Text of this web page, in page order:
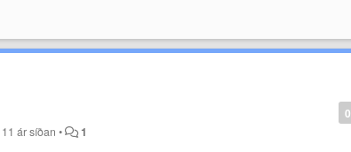
0
11 ár síðan • 1